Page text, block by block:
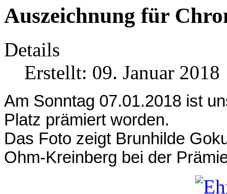
Auszeichnung für
Details
Erstellt: 09. Januar 2018
Am Sonntag 07.01.2018 ist
Platz prämiert worden.
Das Foto zeigt Brunhilde
Ohm-Kreinberg bei der